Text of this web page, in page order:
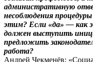
административную
несоблюдения
этим? Если «да» — как
должен выступить
предложить
работа?
Андрей Чекменёв: